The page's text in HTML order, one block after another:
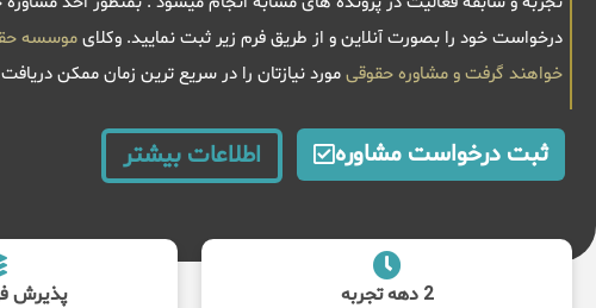
درخواست خود را بصورت آنلاین و از طریق فرم زیر ثبت نمایید. وکلای
خواهند گرفت ومشاوره حقوقیمورد نیازتان را در سریع ترین زمان ممکن
ثبت درخواست مشاوره اطلاعات بیشتر
2 دهه تجربه
پذیرش